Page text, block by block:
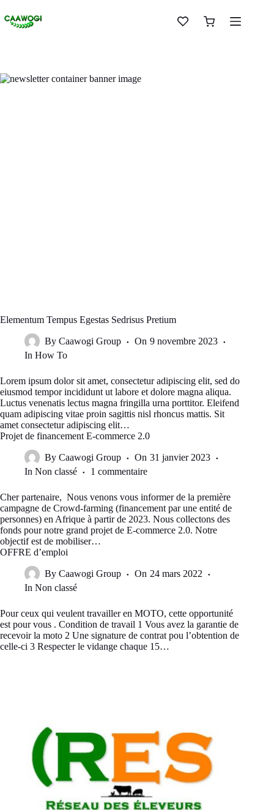
Elementum Tempus Egestas Sedrisus Pretium
By Caawogi Group On 9 novembre 2023
In How To
Lorem ipsum dolor sit amet, consectetur adipiscing elit, sed do
eiusmod tempor incididunt ut labore et dolore magna aliqua.
Luctus venenatis lectus magna fringilla urna porttitor. Eleifend
quam adipiscing vitae proin sagittis nisl rhoncus mattis. Sit
amet consectetur adipiscing elit…
Projet de financement E-commerce 2.0
By Caawogi Group On 31 janvier 2023
In Non classé 1 commentaire
Cher partenaire, Nous venons vous informer de la première
campagne de Crowd-farming (financement par une entité de
personnes) en Afrique à partir de 2023. Nous collectons des
fonds pour notre grand projet de E-commerce 2.0. Notre
objectif est de mobiliser…
OFFRE d’emploi
By Caawogi Group On 24 mars 2022
In Non classé
Pour ceux qui veulent travailler en MOTO, cette opportunité
est pour vous . Condition de travail 1 Vous avez la garantie de
recevoir la moto 2 Une signature de contrat pou l’obtention de
celle-ci 3 Respecter le vidange chaque 15…